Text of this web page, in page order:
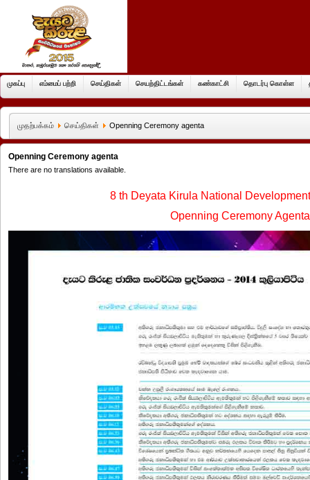
முகப்பு எம்மைப் பற்றி செய்திகள் செயற்திட்டங்கள் கண்காட்சி தொடர்பு கொள்ள
முதற்பக்கம் செய்திகள் Openning Ceremony agenta
Openning Ceremony agenta
There are no translations available.
8 th Deyata Kirula National
Openning Ceremony Agenta